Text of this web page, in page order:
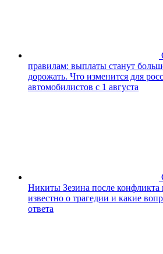
правилам: выплаты станут
дорожать. Что изменится для
автомобилистов с 1 августа
Никиты Зезина после конфликта
известно о трагедии и какие
ответа